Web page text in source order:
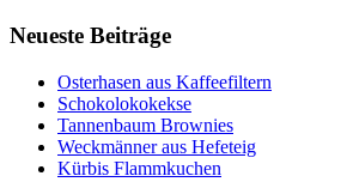
Neueste Beiträge
Osterhasen aus Kaffeefiltern
Schokolokokekse
Tannenbaum Brownies
Weckmänner aus Hefeteig
Kürbis Flammkuchen